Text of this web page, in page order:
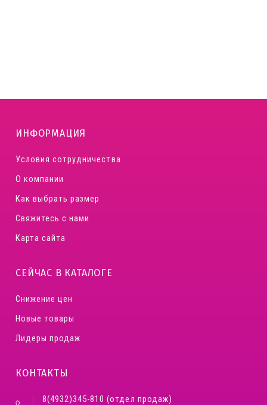
ИНФОРМАЦИЯ
Условия сотрудничества
О компании
Как выбрать размер
Свяжитесь с нами
Карта сайта
СЕЙЧАС В КАТАЛОГЕ
Снижение цен
Новые товары
Лидеры продаж
КОНТАКТЫ
8(4932)345-810 (отдел продаж)